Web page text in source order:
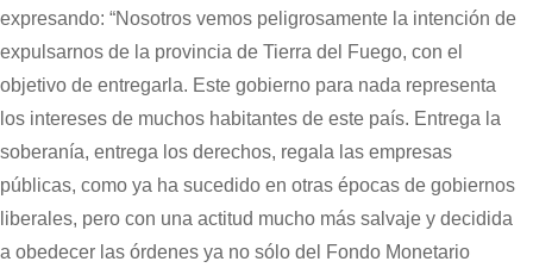
expresando: “Nosotros vemos peligrosamente la intención de
expulsarnos de la provincia de Tierra del Fuego, con el
objetivo de entregarla. Este gobierno para nada representa
los intereses de muchos habitantes de este país. Entrega la
soberanía, entrega los derechos, regala las empresas
públicas, como ya ha sucedido en otras épocas de gobiernos
liberales, pero con una actitud mucho más salvaje y decidida
a obedecer las órdenes ya no sólo del Fondo Monetario